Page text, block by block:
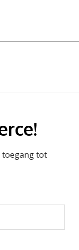
toegang tot